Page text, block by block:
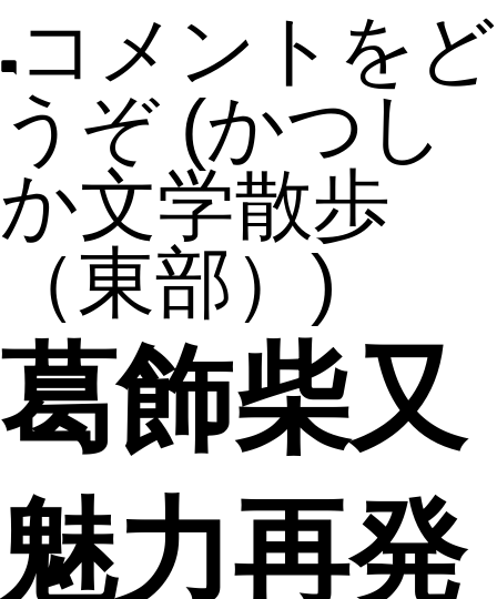
コメントをど
うぞ (かつし
か文学散歩
（東部）)
葛飾柴又
魅力再発